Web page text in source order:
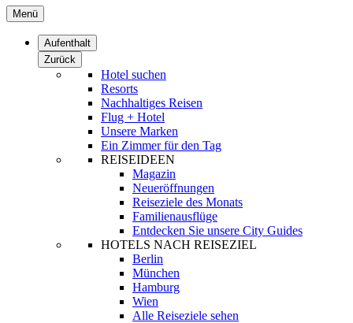
Menü
Aufenthalt
Zurück
Hotel suchen
Resorts
Nachhaltiges Reisen
Flug + Hotel
Unsere Marken
Ein Zimmer für den Tag
REISEIDEEN
Magazin
Neueröffnungen
Reiseziele des Monats
Familienausflüge
Entdecken Sie unsere City Guides
HOTELS NACH REISEZIEL
Berlin
München
Hamburg
Wien
Alle Reiseziele sehen